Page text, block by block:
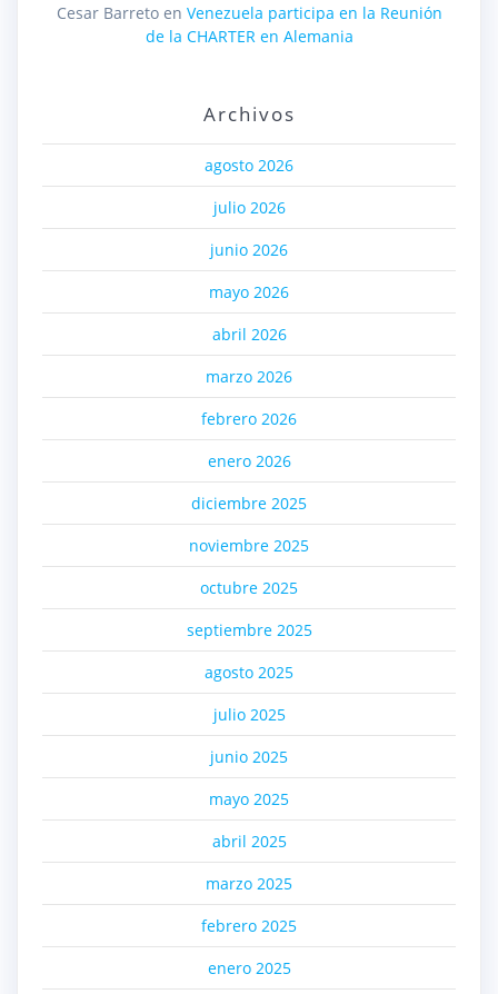
Cesar Barretoen Venezuela participa en la Reunión
de la CHARTER en Alemania
Archivos
agosto 2026
julio 2026
junio 2026
mayo 2026
abril 2026
marzo 2026
febrero 2026
enero 2026
diciembre 2025
noviembre 2025
octubre 2025
septiembre 2025
agosto 2025
julio 2025
junio 2025
mayo 2025
abril 2025
marzo 2025
febrero 2025
enero 2025